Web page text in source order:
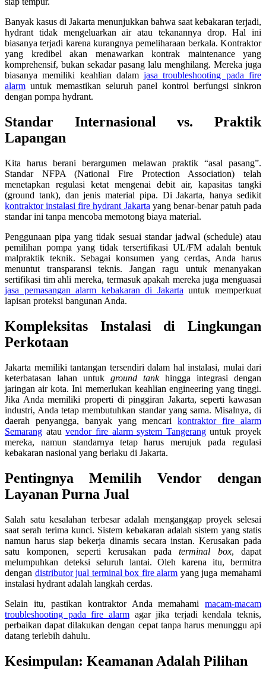
Banyak kasus di Jakarta menunjukkan bahwa saat kebakaran terjadi,
hydrant tidak mengeluarkan air atau tekanannya drop. Hal ini
biasanya terjadi karena kurangnya pemeliharaan berkala. Kontraktor
yang kredibel akan menawarkan kontrak maintenance yang
komprehensif, bukan sekadar pasang lalu menghilang. Mereka juga
biasanya memiliki keahlian dalamjasa troubleshooting pada fire
alarm untuk memastikan seluruh panel kontrol berfungsi sinkron
dengan pompa hydrant.
Standar Internasional vs. Praktik
Lapangan
Kita harus berani berargumen melawan praktik “asal pasang”.
Standar NFPA (National Fire Protection Association) telah
menetapkan regulasi ketat mengenai debit air, kapasitas tangki
(ground tank), dan jenis material pipa. Di Jakarta, hanya sedikit
kontraktor instalasi fire hydrant Jakarta yang benar-benar patuh pada
standar ini tanpa mencoba memotong biaya material.
Penggunaan pipa yang tidak sesuai standar jadwal (schedule) atau
pemilihan pompa yang tidak tersertifikasi UL/FM adalah bentuk
malpraktik teknik. Sebagai konsumen yang cerdas, Anda harus
menuntut transparansi teknis. Jangan ragu untuk menanyakan
sertifikasi tim ahli mereka, termasuk apakah mereka juga menguasai
jasa pemasangan alarm kebakaran di Jakarta untuk memperkuat
lapisan proteksi bangunan Anda.
Kompleksitas Instalasi di Lingkungan
Perkotaan
Jakarta memiliki tantangan tersendiri dalam hal instalasi, mulai dari
keterbatasan lahan untuk ground tankhingga integrasi dengan
jaringan air kota. Ini memerlukan keahlian engineering yang tinggi.
Jika Anda memiliki properti di pinggiran Jakarta, seperti kawasan
industri, Anda tetap membutuhkan standar yang sama. Misalnya, di
daerah penyangga, banyak yang mencarikontraktor fire alarm
Semarang atauvendor fire alarm system Tangeranguntuk proyek
mereka, namun standarnya tetap harus merujuk pada regulasi
kebakaran nasional yang berlaku di Jakarta.
Pentingnya Memilih Vendor dengan
Layanan Purna Jual
Salah satu kesalahan terbesar adalah menganggap proyek selesai
saat serah terima kunci. Sistem kebakaran adalah sistem yang statis
namun harus siap bekerja dinamis secara instan. Kerusakan pada
satu komponen, seperti kerusakan padaterminal box, dapat
melumpuhkan deteksi seluruh lantai. Oleh karena itu, bermitra
dengan distributor jual terminal box fire alarm yang juga memahami
instalasi hydrant adalah langkah cerdas.
Selain itu, pastikan kontraktor Anda memahami macam-macam
troubleshooting pada fire alarmagar jika terjadi kendala teknis,
perbaikan dapat dilakukan dengan cepat tanpa harus menunggu api
datang terlebih dahulu.
Kesimpulan: Keamanan Adalah Pilihan